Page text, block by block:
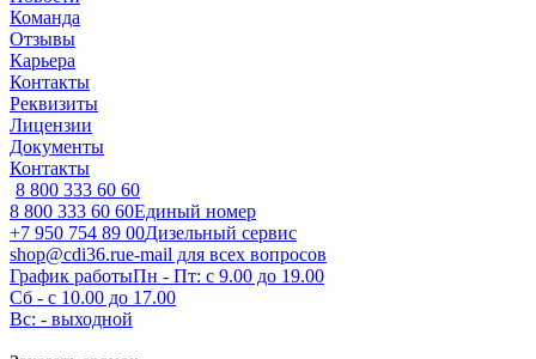
Команда
Отзывы
Карьера
Контакты
Реквизиты
Лицензии
Документы
Контакты
8 800 333 60 60
8 800 333 60 60Единый номер
+7 950 754 89 00Дизельный сервис
shop@cdi36.rue-mail для всех вопросов
График работыПн - Пт: с 9.00 до 19.00
Сб - с 10.00 до 17.00
Вс: - выходной